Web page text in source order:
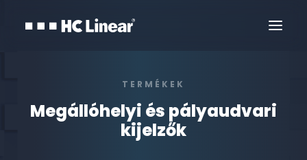
TERMÉKEK
Megállóhelyi és pályaudvari
kijelzők